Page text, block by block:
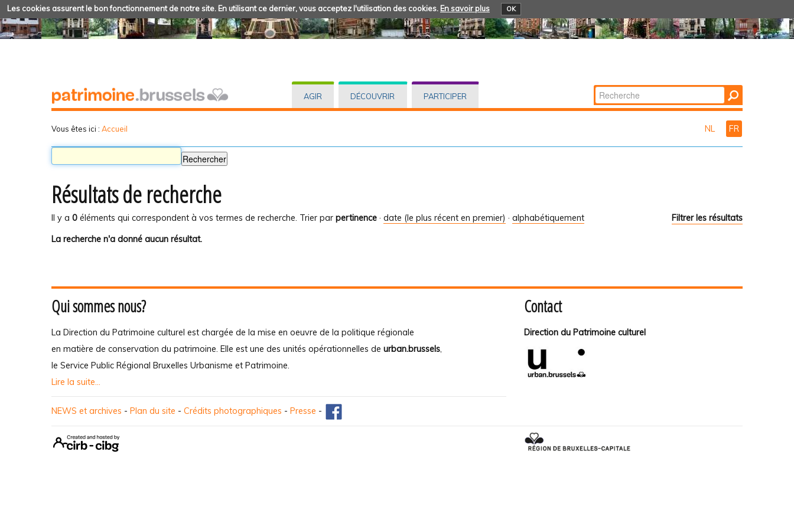
Les cookies assurent le bon fonctionnement de notre site. En utilisant ce dernier, vous acceptez l'utilisation des cookies. En savoir plus OK
AGIR DÉCOUVRIR PARTICIPER Chercher par
Recherche
Vous êtes ici : Accueil NL FR
Résultats de recherche
Il y a 0 éléments qui correspondent à vos termes de recherche. Filtrer les résultats
Trier par pertinence · date (le plus récent en premier) · alphabétiquement
La recherche n'a donné aucun résultat.
Qui sommes nous?
La Direction du Patrimoine culturel est chargée de la mise en oeuvre de la politique régionale
en matière de conservation du patrimoine. Elle est une des unités opérationnelles de urban.brussels,
le Service Public Régional Bruxelles Urbanisme et Patrimoine.
Lire la suite...
Contact
Direction du Patrimoine culturel
NEWS et archives - Plan du site - Crédits photographiques - Presse -